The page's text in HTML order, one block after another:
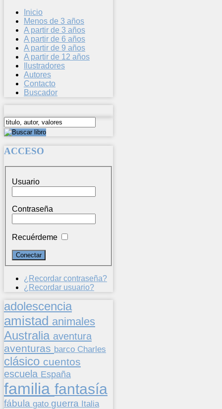
Inicio
Menos de 3 años
A partir de 3 años
A partir de 6 años
A partir de 9 años
A partir de 12 años
Ilustradores
Autores
Contacto
Buscador
ACCESO
Usuario
Contraseña
Recuérdeme
¿Recordar contraseña?
¿Recordar usuario?
adolescencia
amistad animales
Australia aventura
aventuras barco Charles
clásico cuentos
escuela España
familia fantasía
fábula gato guerra Italia